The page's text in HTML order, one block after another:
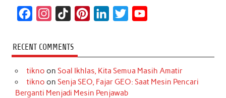
c
e
b
s
t
a
k
T
o
k
t
e
r
k
e
d
t
t
T
u
RECENT COMMENTS
tikno on Soal Ikhlas, Kita Semua Masih Amatir
tikno on Senja SEO, Fajar GEO: Saat Mesin Pencari
Berganti Menjadi Mesin Penjawab